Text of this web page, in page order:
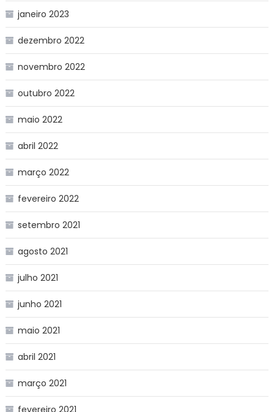
janeiro 2023
dezembro 2022
novembro 2022
outubro 2022
maio 2022
abril 2022
março 2022
fevereiro 2022
setembro 2021
agosto 2021
julho 2021
junho 2021
maio 2021
abril 2021
março 2021
fevereiro 2021